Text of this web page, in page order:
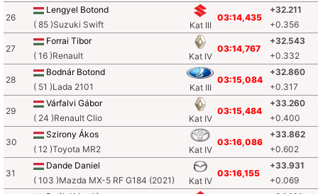
26
Lengyel Botond
( 85 )Suzuki Swift
Kat III
03:14,435
+32.211
+0.356
27
Forrai Tibor
( 16 )Renault
Kat IV
03:14,767
+32.543
+0.332
28
Bodnár Botond
( 51 )Lada 2101
Kat III
03:15,084
+32.860
+0.317
29
Várfalvi Gábor
( 24 )Renault Clio
Kat IV
03:15,484
+33.260
+0.400
30
Szirony Ákos
( 12 )Toyota MR2
Kat IV
03:16,086
+33.862
+0.602
31
Dande Daniel
( 103 )Mazda MX-5 RF G184 (2021)
Kat IV
03:16,155
+33.931
+0.069